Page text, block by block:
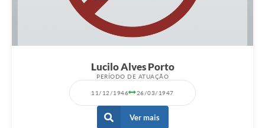
Lucilo Alves Porto
PERÍODO DE ATUAÇÃO
11/12/1946 26/03/1947
Ver mais